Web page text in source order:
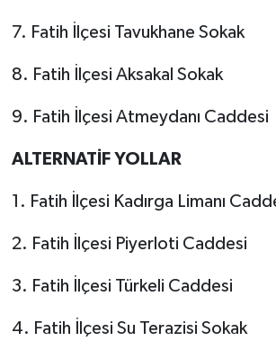
7. Fatih İlçesi Tavukhane Sokak
8. Fatih İlçesi Aksakal Sokak
9. Fatih İlçesi Atmeydanı Caddesi
ALTERNATİF YOLLAR
1. Fatih İlçesi Kadırga Limanı
2. Fatih İlçesi Piyerloti Caddesi
3. Fatih İlçesi Türkeli Caddesi
4. Fatih İlçesi Su Terazisi Sokak